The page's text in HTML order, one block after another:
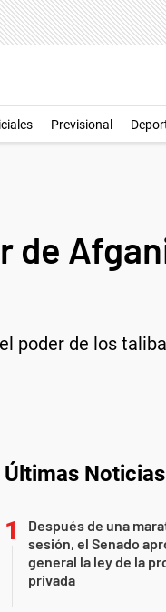
Previsional
de
poder de los
Últimas Noticias
Después de una
sesión, el Senado
general la ley de la
privada